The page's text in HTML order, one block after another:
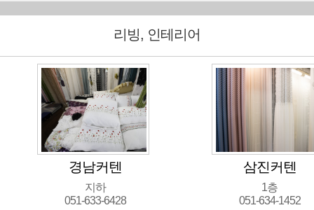
리빙, 인테리어